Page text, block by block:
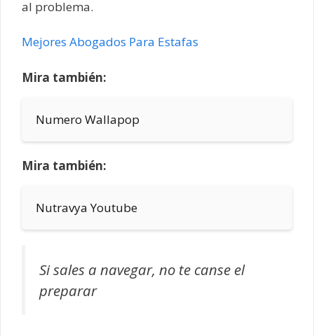
al problema.
Mejores Abogados Para Estafas
Mira también:
Numero Wallapop
Mira también:
Nutravya Youtube
Si sales a navegar, no te canse el
preparar